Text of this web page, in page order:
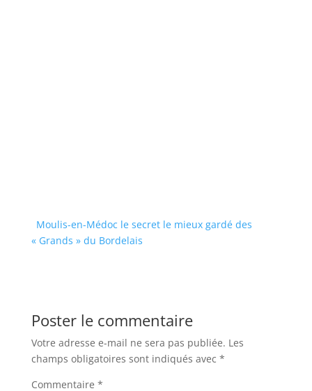
Moulis-en-Médoc le secret le mieux gardé des
« Grands » du Bordelais
Poster le commentaire
Votre adresse e-mail ne sera pas publiée. Les
champs obligatoires sont indiqués avec *
Commentaire *